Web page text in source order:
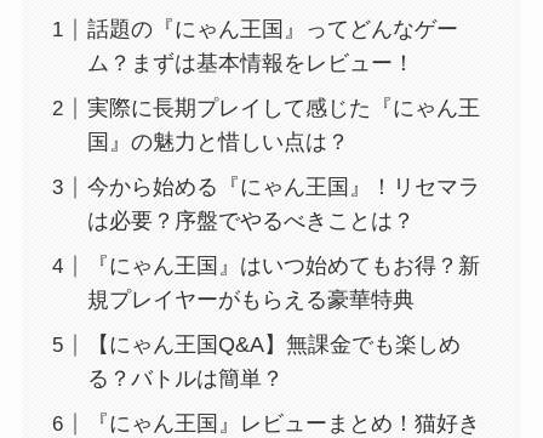
話題の『にゃん王国』ってどんなゲー
ム？まずは基本情報をレビュー！
実際に長期プレイして感じた『にゃん王
国』の魅力と惜しい点は？
今から始める『にゃん王国』！リセマラ
は必要？序盤でやるべきことは？
『にゃん王国』はいつ始めてもお得？新
規プレイヤーがもらえる豪華特典
【にゃん王国Q&A】無課金でも楽しめ
る？バトルは簡単？
『にゃん王国』レビューまとめ！猫好き